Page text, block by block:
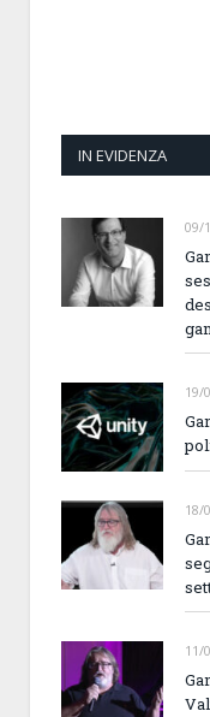
IN EVIDENZA
09/
19/
18/
11/